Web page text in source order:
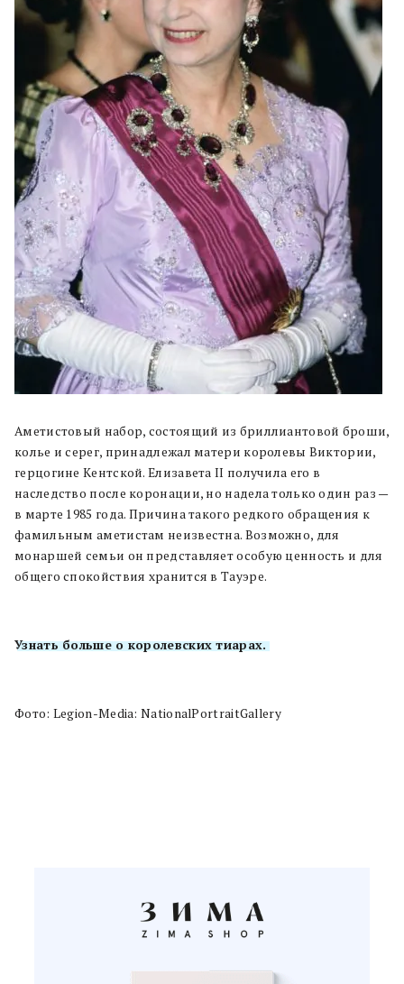
Аметистовый набор, состоящий из бриллиантовой броши,
колье и серег, принадлежал матери королевы Виктории,
герцогине Кентской. Елизавета II получила его в
наследство после коронации, но надела только один раз —
в марте 1985 года. Причина такого редкого обращения к
фамильным аметистам неизвестна. Возможно, для
монаршей семьи он представляет особую ценность и для
общего спокойствия хранится в Тауэре.
Узнать больше о королевских тиарах.
Фото: Legion-Media: NationalPortraitGallery